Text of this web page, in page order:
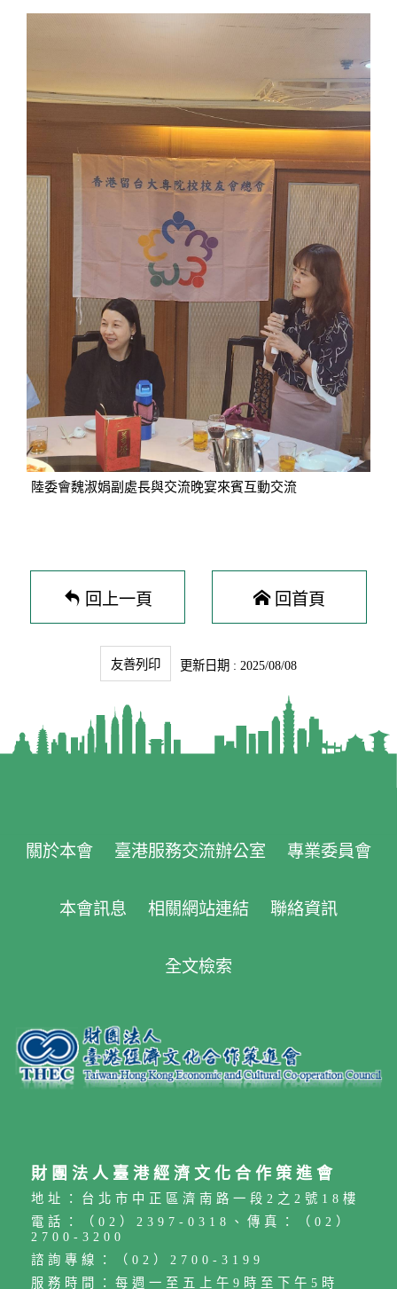
陸委會魏淑娟副處長與交流晚宴來賓互動交流
回上一頁 回首頁
友善列印 更新日期 : 2025/08/08
關於本會 臺港服務交流辦公室 專業委員會
本會訊息 相關網站連結 聯絡資訊
全文檢索
財團法人臺港經濟文化合作策進會
地址：台北市中正區濟南路一段2之2號18樓
電話：（02）2397-0318、傳真：（02）
2700-3200
諮詢專線：（02）2700-3199
服務時間：每週一至五上午9時至下午5時